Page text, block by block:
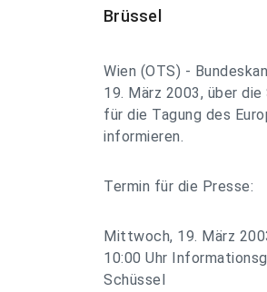
Brüssel
Wien (OTS) -
19. März 2003, über
für die Tagung des
informieren.
Termin für die Presse:
Mittwoch, 19. März
10:00 Uhr
Schüssel